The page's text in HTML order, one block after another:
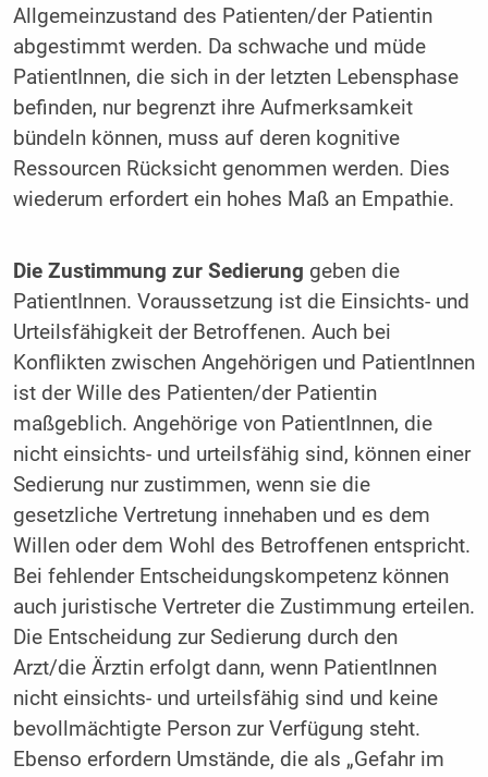
Allgemeinzustand des Patienten/der Patientin
abgestimmt werden. Da schwache und müde
PatientInnen, die sich in der letzten Lebensphase
befinden, nur begrenzt ihre Aufmerksamkeit
bündeln können, muss auf deren kognitive
Ressourcen Rücksicht genommen werden. Dies
wiederum erfordert ein hohes Maß an Empathie.
Die Zustimmung zur Sedierung geben die
PatientInnen. Voraussetzung ist die Einsichts- und
Urteilsfähigkeit der Betroffenen. Auch bei
Konflikten zwischen Angehörigen und PatientInnen
ist der Wille des Patienten/der Patientin
maßgeblich. Angehörige von PatientInnen, die
nicht einsichts- und urteilsfähig sind, können einer
Sedierung nur zustimmen, wenn sie die
gesetzliche Vertretung innehaben und es dem
Willen oder dem Wohl des Betroffenen entspricht.
Bei fehlender Entscheidungskompetenz können
auch juristische Vertreter die Zustimmung erteilen.
Die Entscheidung zur Sedierung durch den
Arzt/die Ärztin erfolgt dann, wenn PatientInnen
nicht einsichts- und urteilsfähig sind und keine
bevollmächtigte Person zur Verfügung steht.
Ebenso erfordern Umstände, die als „Gefahr im